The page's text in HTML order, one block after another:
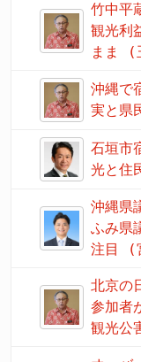
竹中平
観光利
まま (
沖縄で
実と県
石垣市
光と住
沖縄県
ふみ県
注目 (
北京の
参加者
観光公